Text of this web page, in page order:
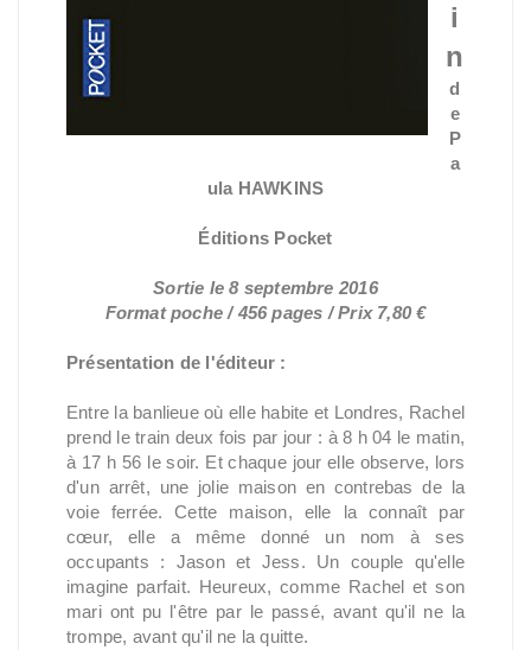
i
n
d
e
P
a
ula HAWKINS
Éditions Pocket
Sortie le 8 septembre 2016
Format poche / 456 pages / Prix 7,80 €
Présentation de l'éditeur :
Entre la banlieue où elle habite et Londres, Rachel
prend le train deux fois par jour : à 8 h 04 le matin,
à 17 h 56 le soir. Et chaque jour elle observe, lors
d'un arrêt, une jolie maison en contrebas de la
voie ferrée. Cette maison, elle la connaît par
cœur, elle a même donné un nom à ses
occupants : Jason et Jess. Un couple qu'elle
imagine parfait. Heureux, comme Rachel et son
mari ont pu l'être par le passé, avant qu'il ne la
trompe, avant qu'il ne la quitte.